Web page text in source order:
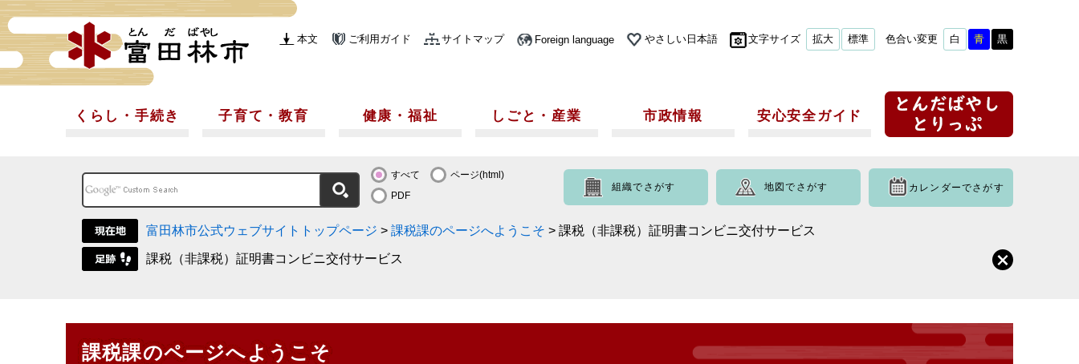
本文 ご利用ガイド サイトマップ Foreign language やさしい日本語 文字サイズ 拡大 標準 色合い変更 白 青 黒
くらし・手続き 子育て・教育 健康・福祉 しごと・産業 市政情報 安心安全ガイド
すべて
ページ(html)
PDF
組織でさがす 地図でさがす カレンダーでさがす
富田林市公式ウェブサイトトップページ > 課税課のページへようこそ > 課税（非課税）証明書コンビニ交付サービス
課税（非課税）証明書コンビニ交付サービス
課税課のページへようこそ